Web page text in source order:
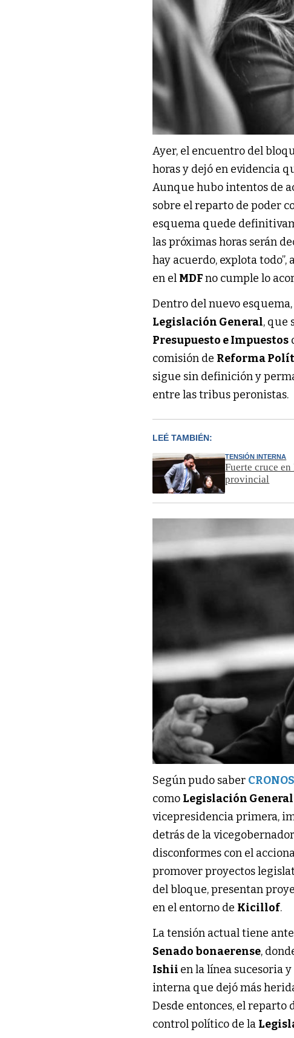
Ayer, el encuentro del
horas y dejó en evidencia
Aunque hubo intentos de
sobre el reparto de poder
esquema quede
las próximas horas serán
hay acuerdo, explota
en el MDFno cumple lo
Dentro del nuevo
Legislación General, que
Presupuesto e Impuestos
comisión de Reforma
sigue sin definición y
entre las tribus peronistas.
LEÉ TAMBIÉN:
TENSIÓN INTERNA
Fuerte cruce
provincial
Según pudo saber CRONOS
como Legislación General
vicepresidencia primera,
detrás de la
disconformes con el
promover proyectos
del bloque, presentan
en el entorno de Kicillof.
La tensión actual tiene
Senado bonaerense,
Ishii en la línea sucesoria y
interna que dejó más
Desde entonces, el reparto
control político de la